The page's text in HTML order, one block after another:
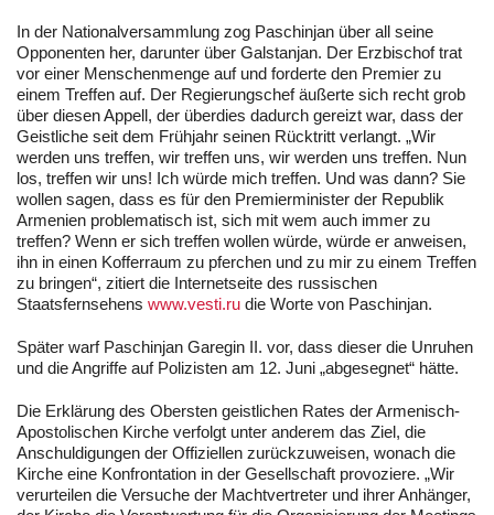
In der Nationalversammlung zog Paschinjan über all seine
Opponenten her, darunter über Galstanjan. Der Erzbischof trat
vor einer Menschenmenge auf und forderte den Premier zu
einem Treffen auf. Der Regierungschef äußerte sich recht grob
über diesen Appell, der überdies dadurch gereizt war, dass der
Geistliche seit dem Frühjahr seinen Rücktritt verlangt. „Wir
werden uns treffen, wir treffen uns, wir werden uns treffen. Nun
los, treffen wir uns! Ich würde mich treffen. Und was dann? Sie
wollen sagen, dass es für den Premierminister der Republik
Armenien problematisch ist, sich mit wem auch immer zu
treffen? Wenn er sich treffen wollen würde, würde er anweisen,
ihn in einen Kofferraum zu pferchen und zu mir zu einem Treffen
zu bringen“, zitiert die Internetseite des russischen
Staatsfernsehens www.vesti.ru die Worte von Paschinjan.
Später warf Paschinjan Garegin II. vor, dass dieser die Unruhen
und die Angriffe auf Polizisten am 12. Juni „abgesegnet“ hätte.
Die Erklärung des Obersten geistlichen Rates der Armenisch-
Apostolischen Kirche verfolgt unter anderem das Ziel, die
Anschuldigungen der Offiziellen zurückzuweisen, wonach die
Kirche eine Konfrontation in der Gesellschaft provoziere. „Wir
verurteilen die Versuche der Machtvertreter und ihrer Anhänger,